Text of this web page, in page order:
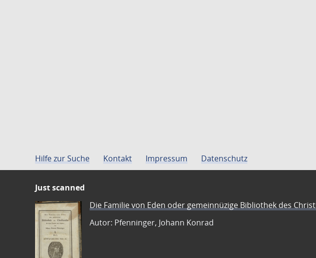
Hilfe zur Suche Kontakt Impressum Datenschutz
Just scanned
Die Familie von Eden oder gemeinnüzige Bibliothek des
Autor: Pfenninger, Johann Konrad